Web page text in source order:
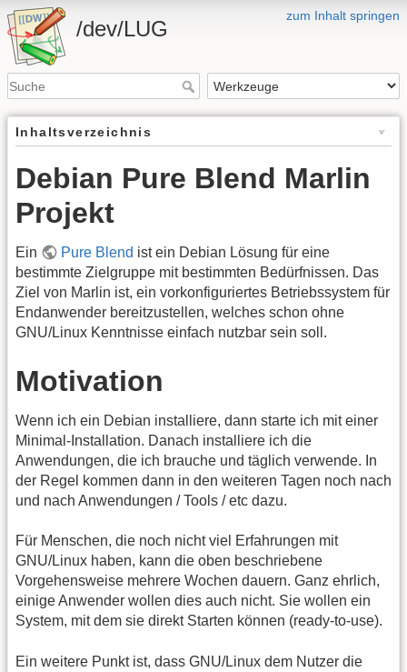
zum Inhalt springen
/dev/LUG
Inhaltsverzeichnis
Debian Pure Blend Marlin
Projekt
Ein Pure Blend ist ein Debian Lösung für eine
bestimmte Zielgruppe mit bestimmten Bedürfnissen. Das
Ziel von Marlin ist, ein vorkonfiguriertes Betriebssystem für
Endanwender bereitzustellen, welches schon ohne
GNU/Linux Kenntnisse einfach nutzbar sein soll.
Motivation
Wenn ich ein Debian installiere, dann starte ich mit einer
Minimal-Installation. Danach installiere ich die
Anwendungen, die ich brauche und täglich verwende. In
der Regel kommen dann in den weiteren Tagen noch nach
und nach Anwendungen / Tools / etc dazu.
Für Menschen, die noch nicht viel Erfahrungen mit
GNU/Linux haben, kann die oben beschriebene
Vorgehensweise mehrere Wochen dauern. Ganz ehrlich,
einige Anwender wollen dies auch nicht. Sie wollen ein
System, mit dem sie direkt Starten können (ready-to-use).
Ein weitere Punkt ist, dass GNU/Linux dem Nutzer die